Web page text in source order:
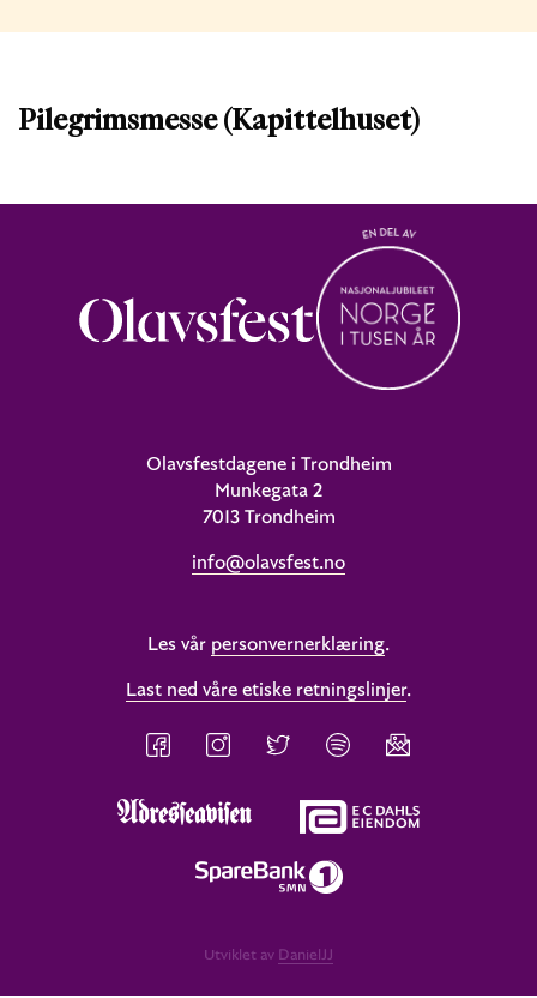
Pilegrimsmesse (Kapittelhuset)
Olavsfestdagene i Trondheim
Munkegata 2
7013 Trondheim
info@olavsfest.no
Les vår personvernerklæring.
Last ned våre etiske retningslinjer.
Utviklet av DanielJJ